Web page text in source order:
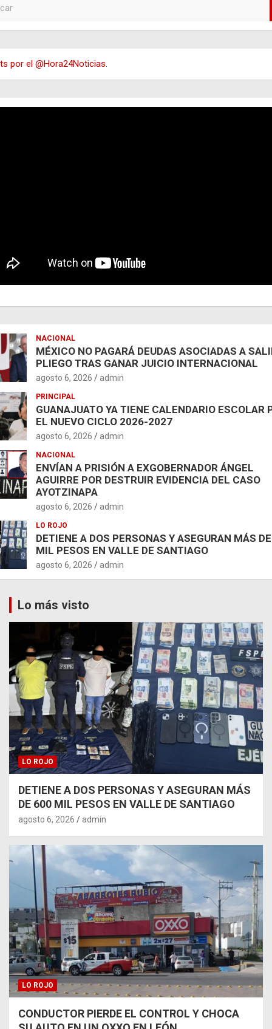
por el @Hora24Noticias.
NACIONAL
MÉXICO NO PAGARÁ DEUDAS ASOCIADAS A
PLIEGO TRAS GANAR JUICIO INTERNACIONAL
agosto 6, 2026 admin
PRINCIPAL
GUANAJUATO YA TIENE CALENDARIO ESCOLAR
EL NUEVO CICLO 2026-2027
agosto 6, 2026 admin
NACIONAL
ENVÍAN A PRISIÓN A EXGOBERNADOR ÁNGEL
AGUIRRE POR DESTRUIR EVIDENCIA DEL CASO
AYOTZINAPA
agosto 6, 2026 admin
LO ROJO
DETIENE A DOS PERSONAS Y ASEGURAN MÁS
MIL PESOS EN VALLE DE SANTIAGO
agosto 6, 2026 admin
Lo más visto
LO ROJO
DETIENE A DOS PERSONAS Y ASEGURAN MÁS
DE 600 MIL PESOS EN VALLE DE SANTIAGO
agosto 6, 2026 admin
LO ROJO
CONDUCTOR PIERDE EL CONTROL Y CHOCA